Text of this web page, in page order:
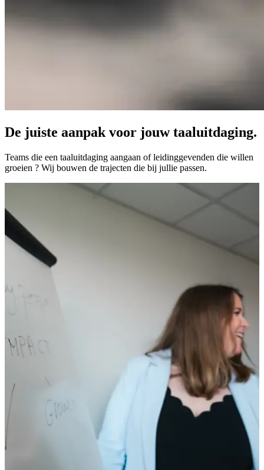
De juiste aanpak voor jouw taaluitdaging.
Teams die een taaluitdaging aangaan of leidinggevenden die willen
groeien ? Wij bouwen de trajecten die bij jullie passen.